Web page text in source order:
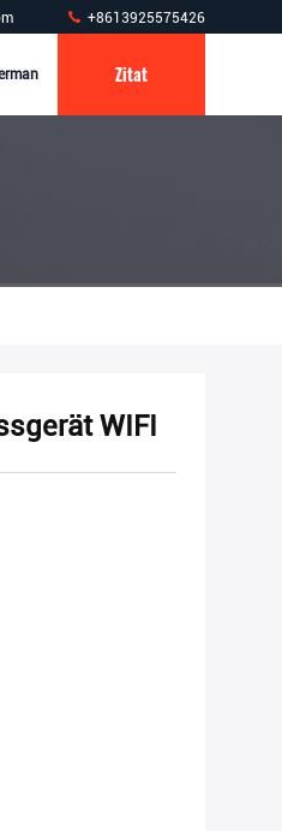
+8613925575426
Zitat
WIFI